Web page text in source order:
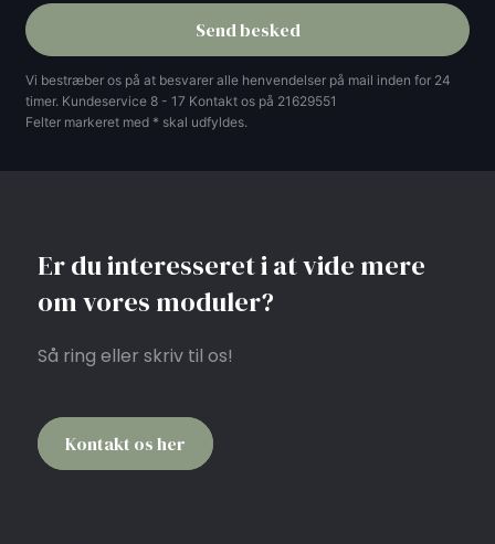
Vi bestræber os på at besvarer alle henvendelser på mail inden for 24
timer. Kundeservice 8 - 17 Kontakt os på 21629551
Felter markeret med * skal udfyldes.​
Er du interesseret i at vide mere
om vores moduler?
Så ring eller skriv til os!
Kontakt os her​